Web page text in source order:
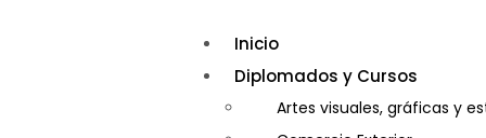
Inicio
Diplomados y Cursos
Artes visuales, gráficas y